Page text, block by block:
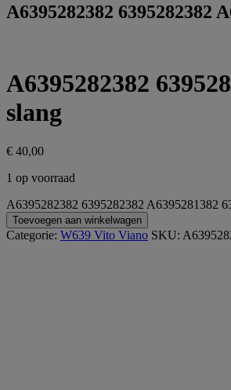
A6395282382 6395282382
A6395282382
slang
€ 40,00
1 op voorraad
A6395282382 6395282382 A6395281382
Toevoegen aan winkelwagen
Categorie: W639 Vito Viano SKU: